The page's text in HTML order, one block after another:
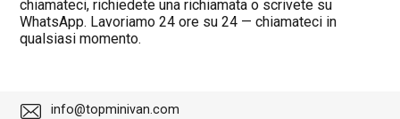
chiamateci, richiedete una richiamata o scrivete su
WhatsApp. Lavoriamo 24 ore su 24 — chiamateci in
qualsiasi momento.
info@topminivan.com